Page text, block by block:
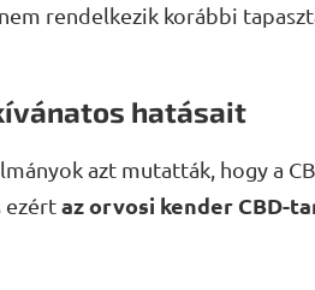
rendelkezik korábbi
hatásait
azt mutatták, hogy a
ezértaz orvosi kender CBD-